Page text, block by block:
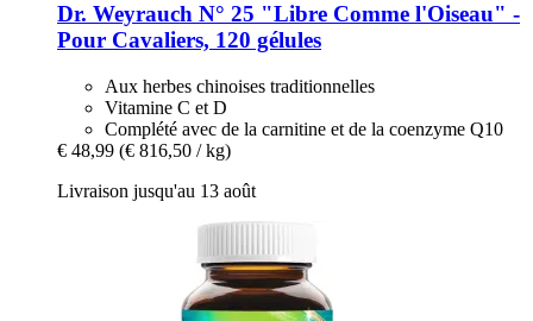
Dr. Weyrauch N° 25 "Libre Comme l'Oiseau" -​
Pour Cavaliers, 120 gélules
Aux herbes chinoises traditionnelles
Vitamine C et D
Complété avec de la carnitine et de la coenzyme Q10
€ 48,99 (€ 816,50 / kg)
Livraison jusqu'au 13 août